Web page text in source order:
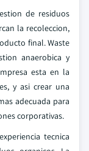
de residuos
la recoleccion,
final. Waste
anaerobica y
esta en la
y asi crear una
adecuada para
corporativas.
tecnica